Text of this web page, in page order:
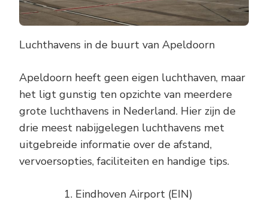
Luchthavens in de buurt van Apeldoorn
Apeldoorn heeft geen eigen luchthaven, maar
het ligt gunstig ten opzichte van meerdere
grote luchthavens in Nederland. Hier zijn de
drie meest nabijgelegen luchthavens met
uitgebreide informatie over de afstand,
vervoersopties, faciliteiten en handige tips.
Eindhoven Airport (EIN)